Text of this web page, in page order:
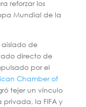
reforzar los
Mundial de la
aislado de
directo de
por el
Chamber of
tejer un vínculo
la FIFA y